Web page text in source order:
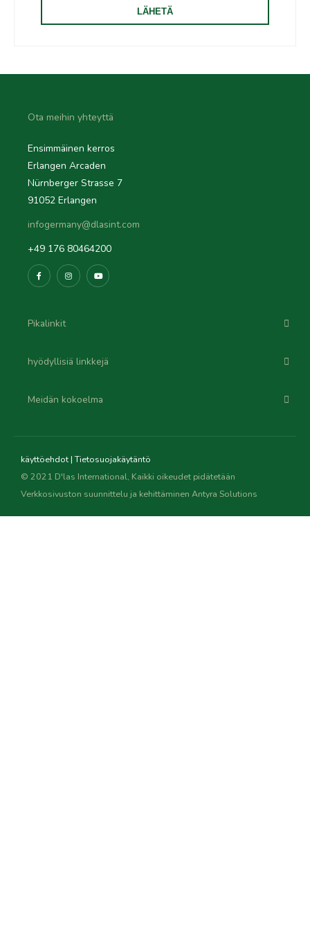
Ota meihin yhteyttä
Ensimmäinen kerros
Erlangen Arcaden
Nürnberger Strasse 7
91052 Erlangen
infogermany@dlasint.com
+49 176 80464200
Pikalinkit
hyödyllisiä linkkejä
Meidän kokoelma
käyttöehdot|Tietosuojakäytäntö
© 2021 D'las International, Kaikki oikeudet pidätetään
Verkkosivuston suunnittelu ja kehittäminen Antyra Solutions